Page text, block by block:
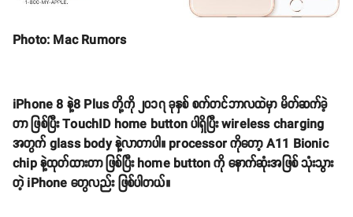
Photo: Mac Rumors
iPhone 8 နဲ့8 Plus တို့ကို ၂၀၁၇ ခုနှစ် စက်တင်ဘာလထဲမှာ မိတ်ဆက်ခဲ့
တာ ဖြစ်ပြီး TouchID home button ပါရှိပြီး wireless charging
အတွက် glass body နဲ့လာတာပါ။ processor ကိုတော့ A11 Bionic
chip နဲ့ထုတ်ထားတာ ဖြစ်ပြီး home button ကို နောက်ဆုံးအဖြစ် သုံးသွား
တဲ့ iPhone တွေလည်း ဖြစ်ပါတယ်။